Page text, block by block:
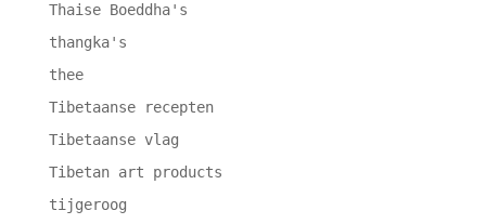
Thaise Boeddha's
thangka's
thee
Tibetaanse recepten
Tibetaanse vlag
Tibetan art products
tijgeroog